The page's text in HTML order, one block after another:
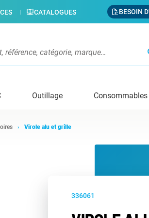
CATALOGUES BESOIN
Outillage Consommables
Virole alu et grille
336061